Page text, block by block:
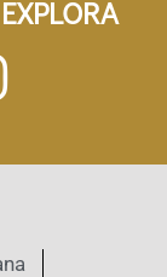
EXPLORA